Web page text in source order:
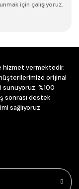
için çalışıyoruz.
hizmet vermektedir.
orijinal
%100
sonrası destek
sağlıyoruz